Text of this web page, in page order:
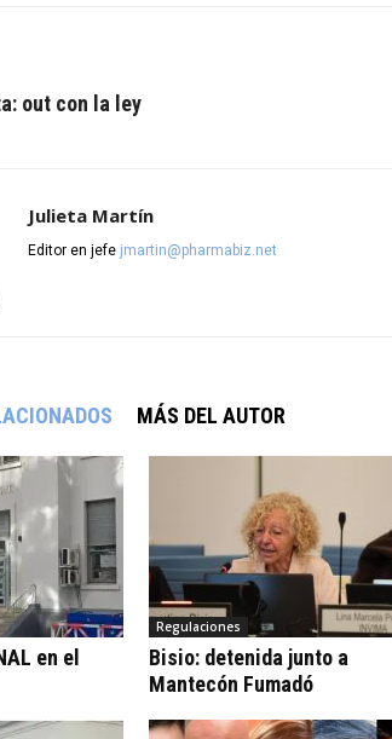
out con la ley
Julieta Martín
Editor en jefe jmartin@pharmabiz.net
MÁS DEL AUTOR
en el
Regulaciones
Bisio: detenida junto a
Mantecón Fumadó